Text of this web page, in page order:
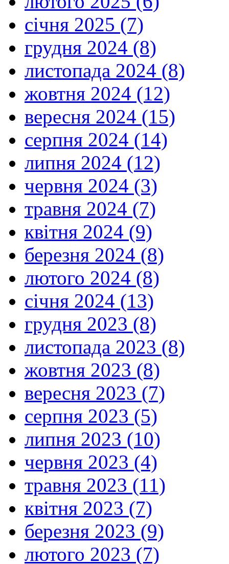
січня 2025 (7)
грудня 2024 (8)
листопада 2024 (8)
жовтня 2024 (12)
вересня 2024 (15)
серпня 2024 (14)
липня 2024 (12)
червня 2024 (3)
травня 2024 (7)
квітня 2024 (9)
березня 2024 (8)
лютого 2024 (8)
січня 2024 (13)
грудня 2023 (8)
листопада 2023 (8)
жовтня 2023 (8)
вересня 2023 (7)
серпня 2023 (5)
липня 2023 (10)
червня 2023 (4)
травня 2023 (11)
квітня 2023 (7)
березня 2023 (9)
лютого 2023 (7)